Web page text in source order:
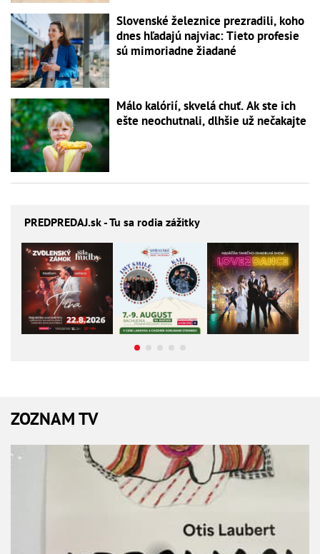
Slovenské železnice prezradili, koho
dnes hľadajú najviac: Tieto profesie
sú mimoriadne žiadané
Málo kalórií, skvelá chuť. Ak ste ich
ešte neochutnali, dlhšie už nečakajte
PREDPREDAJ.sk - Tu sa rodia zážitky
ZOZNAM TV